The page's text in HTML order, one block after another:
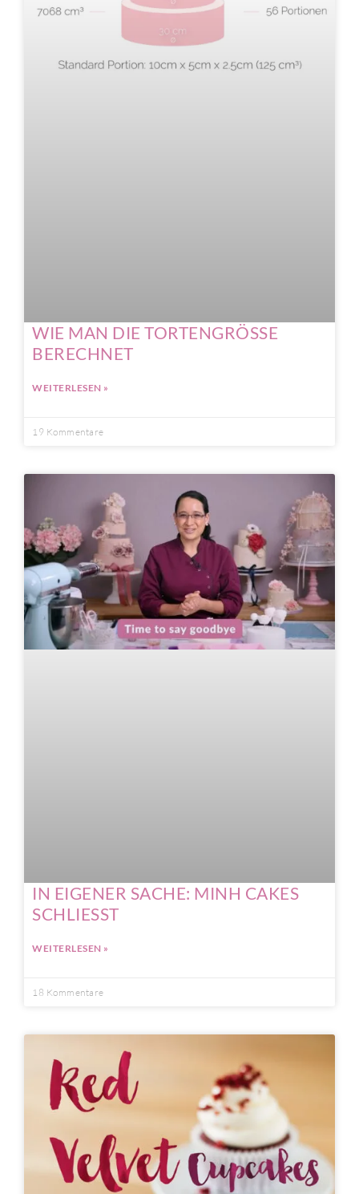
WIE MAN DIE TORTENGRÖSSE
BERECHNET
WEITERLESEN »
19 Kommentare
IN EIGENER SACHE: MINH CAKES
SCHLIESST
WEITERLESEN »
18 Kommentare